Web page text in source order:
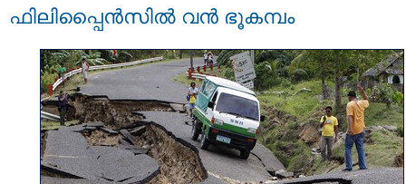
ഫിലിപ്പൈൻസിൽ വൻ ഭൂകമ്പം